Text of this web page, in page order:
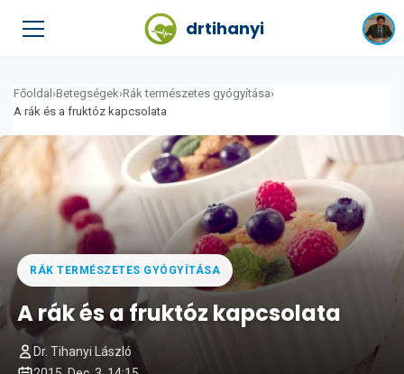
drtihanyi
Főoldal ›Betegségek›Rák természetes gyógyítása›
A rák és a fruktóz kapcsolata
RÁK TERMÉSZETES GYÓGYÍTÁSA
A rák és a fruktóz kapcsolata
Dr. Tihanyi László